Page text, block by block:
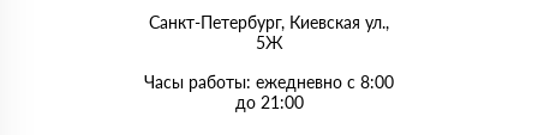
Санкт-Петербург, ​Киевская ул.,
5Ж
Часы работы: ежедневно с 8:00
до 21:00